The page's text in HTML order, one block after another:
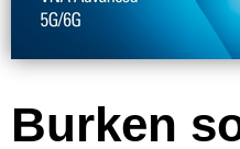
Burken